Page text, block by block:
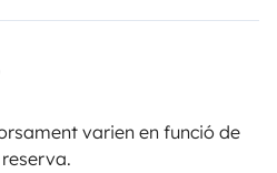
varien en funció de